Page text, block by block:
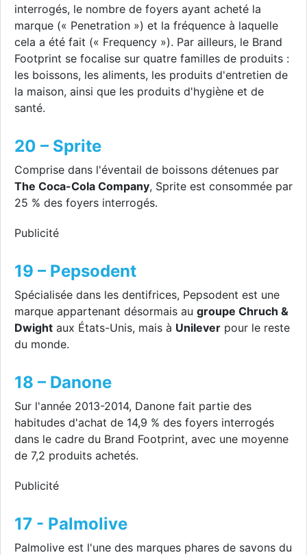
interrogés, le nombre de foyers ayant acheté la
marque (« Penetration ») et la fréquence à laquelle
cela a été fait (« Frequency »). Par ailleurs, le Brand
Footprint se focalise sur quatre familles de produits :
les boissons, les aliments, les produits d'entretien de
la maison, ainsi que les produits d'hygiène et de
santé.
20 – Sprite
Comprise dans l'éventail de boissons détenues par
The Coca-Cola Company, Sprite est consommée par
25 % des foyers interrogés.
Publicité
19 – Pepsodent
Spécialisée dans les dentifrices, Pepsodent est une
marque appartenant désormais au groupe Chruch &
Dwight aux États-Unis, mais à Unilever pour le reste
du monde.
18 – Danone
Sur l'année 2013-2014, Danone fait partie des
habitudes d'achat de 14,9 % des foyers interrogés
dans le cadre du Brand Footprint, avec une moyenne
de 7,2 produits achetés.
Publicité
17 - Palmolive
Palmolive est l'une des marques phares de savons du